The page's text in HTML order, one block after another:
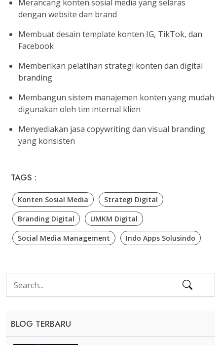
Merancang konten sosial media yangselaras
dengan website dan brand
Membuat desain template konten IG, TikTok, dan
Facebook
Memberikan pelatihan strategi konten dan digital
branding
Membangun sistem manajemen konten yang mudah
digunakan oleh tim internal klien
Menyediakan jasa copywriting dan visual branding
yang konsisten
TAGS :
Konten Sosial Media Strategi Digital
Branding Digital UMKM Digital
Social Media Management Indo Apps Solusindo
BLOG TERBARU